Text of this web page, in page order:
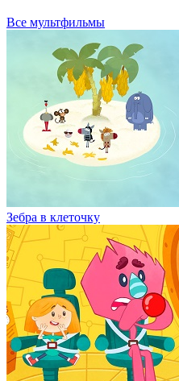
Все мультфильмы
Зебра в клеточку